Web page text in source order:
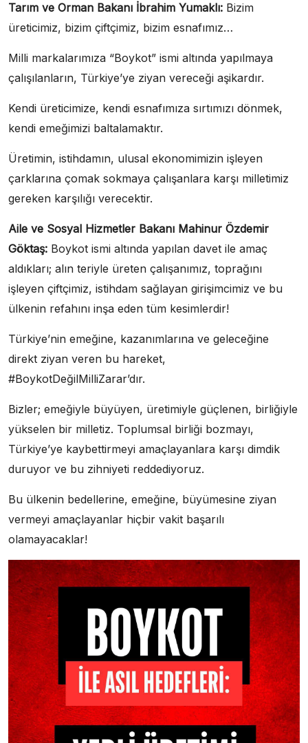
Tarım ve Orman Bakanı İbrahim Yumaklı: Bizim
üreticimiz, bizim çiftçimiz, bizim esnafımız…
Milli markalarımıza “Boykot” ismi altında yapılmaya
çalışılanların, Türkiye’ye ziyan vereceği aşikardır.
Kendi üreticimize, kendi esnafımıza sırtımızı dönmek,
kendi emeğimizi baltalamaktır.
Üretimin, istihdamın, ulusal ekonomimizin işleyen
çarklarına çomak sokmaya çalışanlara karşı milletimiz
gereken karşılığı verecektir.
Aile ve Sosyal Hizmetler Bakanı Mahinur Özdemir
Göktaş: Boykot ismi altında yapılan davet ile amaç
aldıkları; alın teriyle üreten çalışanımız, toprağını
işleyen çiftçimiz, istihdam sağlayan girişimcimiz ve bu
ülkenin refahını inşa eden tüm kesimlerdir!
Türkiye’nin emeğine, kazanımlarına ve geleceğine
direkt ziyan veren bu hareket,
#BoykotDeğilMilliZarar’dır.
Bizler; emeğiyle büyüyen, üretimiyle güçlenen, birliğiyle
yükselen bir milletiz. Toplumsal birliği bozmayı,
Türkiye’ye kaybettirmeyi amaçlayanlara karşı dimdik
duruyor ve bu zihniyeti reddediyoruz.
Bu ülkenin bedellerine, emeğine, büyümesine ziyan
vermeyi amaçlayanlar hiçbir vakit başarılı
olamayacaklar!